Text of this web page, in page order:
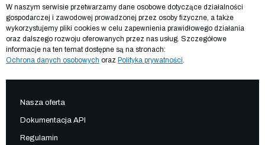
W naszym serwisie przetwarzamy dane osobowe dotyczące działalności
gospodarczej i zawodowej prowadzonej przez osoby fizyczne, a także
wykorzystujemy pliki cookies w celu zapewnienia prawidłowego działania
oraz dalszego rozwoju oferowanych przez nas usług. Szczegółowe
informacje na ten temat dostępne są na stronach:
Ochrona danych osobowych oraz Polityka prywatności
Nasza oferta
Dokumentacja API
Regulamin